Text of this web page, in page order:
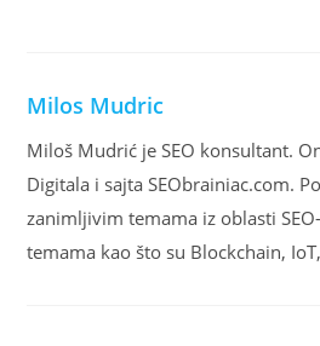
Milos Mudric
Miloš Mudrić je SEO konsultant.
Digitala i sajta SEObrainiac.com.
zanimljivim temama iz oblasti
temama kao što su Blockchain,